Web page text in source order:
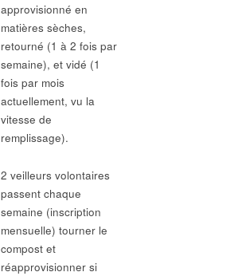
approvisionné en
matières sèches,
retourné (1 à 2 fois par
semaine), et vidé (1
fois par mois
actuellement, vu la
vitesse de
remplissage).
2 veilleurs volontaires
passent chaque
semaine (inscription
mensuelle) tourner le
compost et
réapprovisionner si